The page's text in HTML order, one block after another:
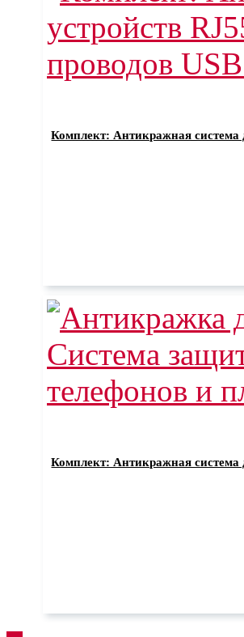
Комплект: Антикражная система
Комплект: Антикражная система